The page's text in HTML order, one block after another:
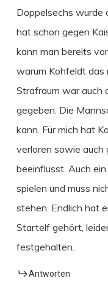
Doppelsechs wurde
hat schon gegen
kann man bereits
warum Kohfeldt das
Strafraum war auch
gegeben. Die
kann. Für mich hat
verloren sowie auch
beeinflusst. Auch
spielen und muss
stehen. Endlich hat
Startelf gehört,
festgehalten.
Antworten